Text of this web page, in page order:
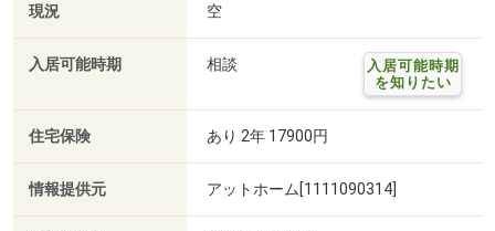
現況 空
入居可能時期 相談
入居可能時期
を知りたい
住宅保険 あり 2年 17900円
情報提供元 アットホーム[1111090314]